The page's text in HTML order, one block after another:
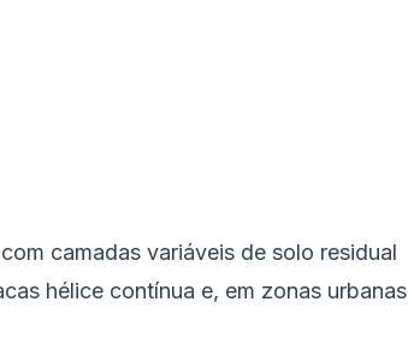
camadas variáveis de solo residual
hélice contínua e, em zonas urbanas